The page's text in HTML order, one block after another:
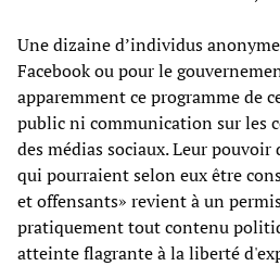
Une dizaine d’individus
Facebook ou pour le
apparemment ce programme de
public ni communication sur les
des médias sociaux. Leur
qui pourraient selon eux être
et offensants» revient à un
pratiquement tout contenu
atteinte flagrante à la liberté